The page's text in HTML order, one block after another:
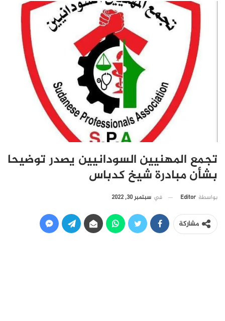
تجمع المهنيين السودانيين يصدر توضيحا
بشأن مبادرة شيخ كدباس
بواسطة Editor في سبتمبر 30, 2022
مشاركة